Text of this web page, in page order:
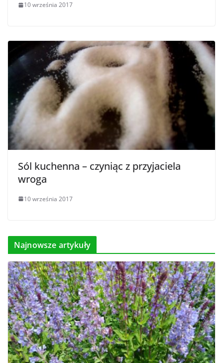
10 września 2017
Sól kuchenna – czyniąc z przyjaciela
wroga
10 września 2017
Najnowsze artykuły